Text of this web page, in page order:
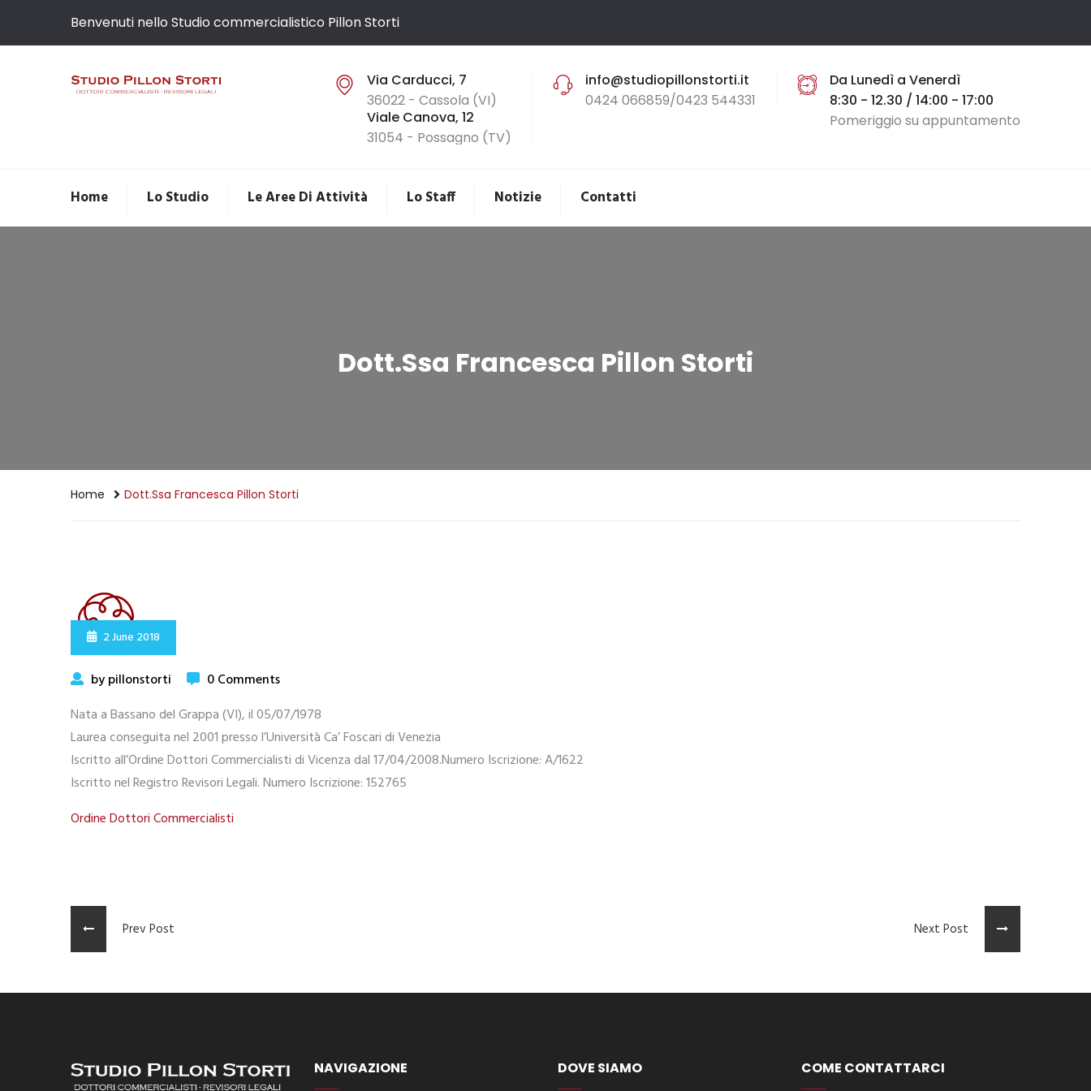
Benvenuti nello Studio commercialistico Pillon Storti
Via Carducci, 7
36022 - Cassola (VI)
Viale Canova, 12
31054 - Possagno (TV)
info@studiopillonstorti.it
0424 066859/0423 544331
Da Lunedì a Venerdì
8:30 - 12.30 / 14:00 - 17:00
Pomeriggio su appuntamento
Home Lo Studio Le Aree Di Attività Lo Staff Notizie Contatti
Dott.ssa Francesca Pillon Storti
Home Dott.ssa Francesca Pillon Storti
2 June 2018
by pillonstorti
0 Comments
Nata a Bassano del Grappa (VI), il 05/07/1978
Laurea conseguita nel 2001 presso l’Università Ca’ Foscari di Venezia
Iscritto all’Ordine Dottori Commercialisti di Vicenza dal 17/04/2008.Numero Iscrizione: A/1622
Iscritto nel Registro Revisori Legali. Numero Iscrizione: 152765
Ordine Dottori Commercialisti
Prev Post Next Post
NAVIGAZIONE DOVE SIAMO COME CONTATTARCI